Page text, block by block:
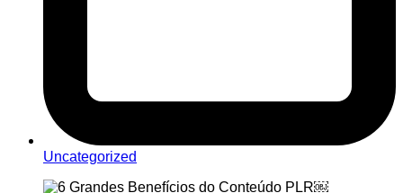
Uncategorized